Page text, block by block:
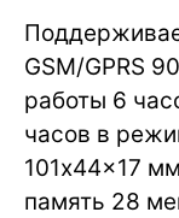
GSM/GPRS
работы 6
часов в
101x44x17
память 28